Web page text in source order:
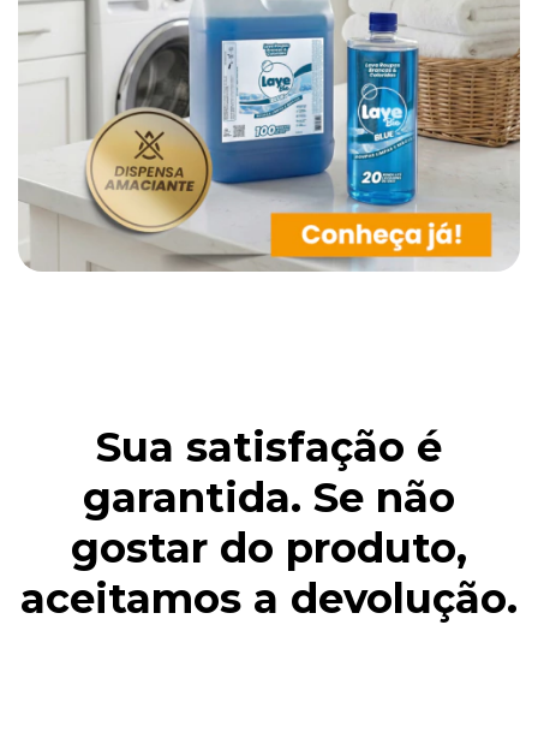
Sua satisfação é
garantida. Se não
gostar do produto,
aceitamos a devolução.